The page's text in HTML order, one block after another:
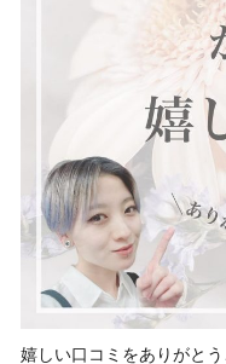
嬉しい口コミをありが